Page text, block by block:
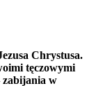
Chrystusa.
tęczowymi
zabijania w